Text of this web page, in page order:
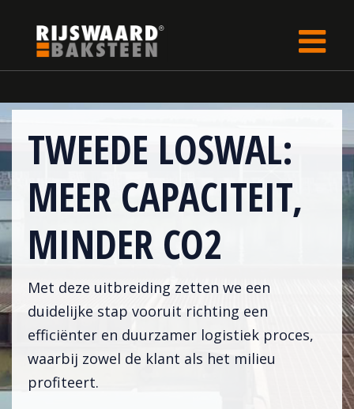
TWEEDE LOSWAL:
MEER CAPACITEIT,
MINDER CO2
Met deze uitbreiding zetten we een
duidelijke stap vooruit richting een
efficiënter en duurzamer logistiek proces,
waarbij zowel de klant als het milieu
profiteert.